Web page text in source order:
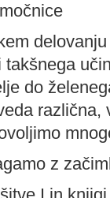
do
različna,
z